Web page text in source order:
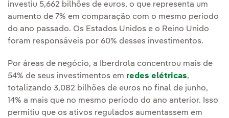
investiu 5,662 bilhões de euros, o que representa um
aumento de 7% em comparação com o mesmo período
do ano passado. Os Estados Unidos e o Reino Unido
foram responsáveis por 60% desses investimentos.
Por áreas de negócio, a Iberdrola concentrou mais de
54% de seus investimentos em redes elétricas,
totalizando 3,082 bilhões de euros no final de junho,
14% a mais que no mesmo período do ano anterior. Isso
permitiu que os ativos regulados aumentassem em